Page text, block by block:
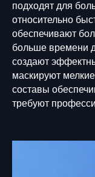
подходят для
относительно
обеспечивают
больше времени
создают
маскируют
составы
требуют